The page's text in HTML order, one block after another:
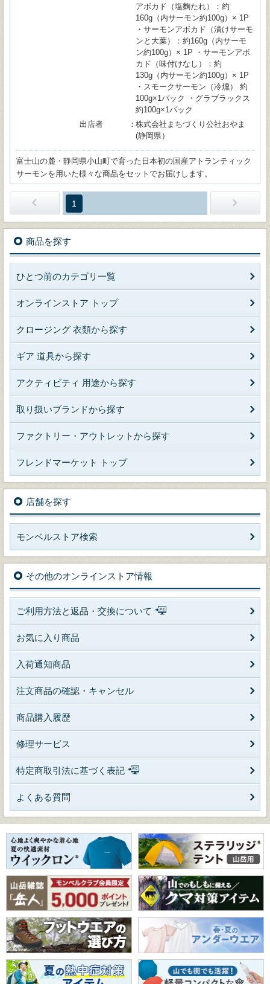
アボカド（塩麴たれ）：約
160g（内サーモン約100g）× 1P
・サーモンアボカド（漬けサーモ
ンと大葉）：約160g（内サーモ
ン約100g）× 1P ・サーモンアボ
カド（味付けなし）：約
130g（内サーモン約100g）× 1P
・スモークサーモン（冷燻） 約
100g×1パック ・グラブラックス
約100g×1パック
出店者
株式会社まちづくり公社おやま
(静岡県）
富士山の麓・静岡県小山町で育った日本初の国産アトランティック
サーモンを用いた様々な商品をセットでお届けします。
1
商品を探す
ひとつ前のカテゴリ一覧
オンラインストア トップ
クロージング 衣類から探す
ギア 道具から探す
アクティビティ 用途から探す
取り扱いブランドから探す
ファクトリー・アウトレットから探す
フレンドマーケット トップ
店舗を探す
モンベルストア検索
その他のオンラインストア情報
ご利用方法と返品・交換について
お気に入り商品
入荷通知商品
注文商品の確認・キャンセル
商品購入履歴
修理サービス
特定商取引法に基づく表記
よくある質問